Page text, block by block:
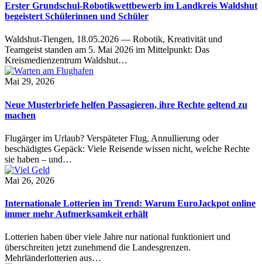
Erster Grundschul-Robotikwettbewerb im Landkreis Waldshut
begeistert Schülerinnen und Schüler
Waldshut-Tiengen, 18.05.2026 — Robotik, Kreativität und
Teamgeist standen am 5. Mai 2026 im Mittelpunkt: Das
Kreismedienzentrum Waldshut…
Mai 29, 2026
Neue Musterbriefe helfen Passagieren, ihre Rechte geltend zu
machen
Flugärger im Urlaub? Verspäteter Flug, Annullierung oder
beschädigtes Gepäck: Viele Reisende wissen nicht, welche Rechte
sie haben – und…
Mai 26, 2026
Internationale Lotterien im Trend: Warum EuroJackpot online
immer mehr Aufmerksamkeit erhält
Lotterien haben über viele Jahre nur national funktioniert und
überschreiten jetzt zunehmend die Landesgrenzen.
Mehrländerlotterien aus…